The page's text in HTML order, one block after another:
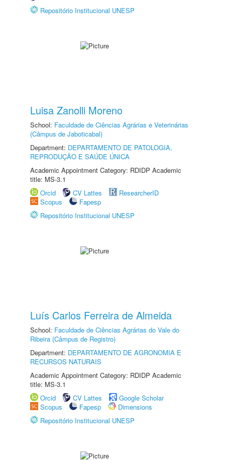
Repositório Institucional UNESP
Luisa Zanolli Moreno
School: Faculdade de Ciências Agrárias e Veterinárias
(Câmpus de Jaboticabal)
Department: DEPARTAMENTO DE PATOLOGIA,
REPRODUÇÃO E SAÚDE ÚNICA
Academic Appointment Category: RDIDP Academic
title: MS-3.1
Orcid
CV Lattes
ResearcherID
Scopus
Fapesp
Repositório Institucional UNESP
Luís Carlos Ferreira de Almeida
School: Faculdade de Ciências Agrárias do Vale do
Ribeira (Câmpus de Registro)
Department: DEPARTAMENTO DE AGRONOMIA E
RECURSOS NATURAIS
Academic Appointment Category: RDIDP Academic
title: MS-3.1
Orcid
CV Lattes
Google Scholar
Scopus
Fapesp
Dimensions
Repositório Institucional UNESP